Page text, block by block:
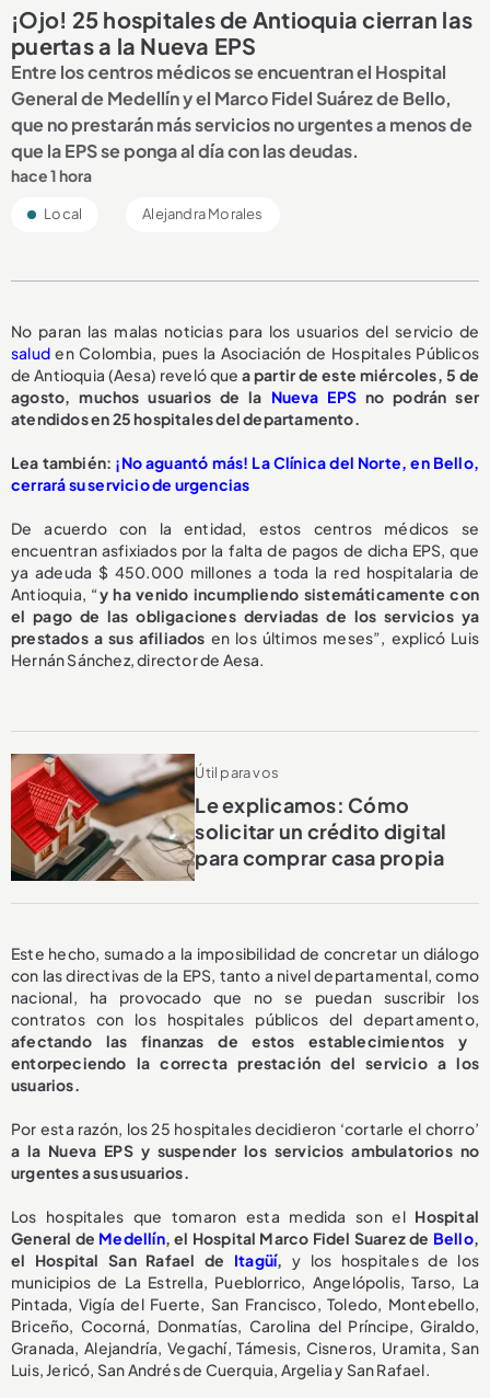
¡Ojo! 25 hospitales de Antioquia cierran las
puertas a la Nueva EPS
Entre los centros médicos se encuentran el Hospital
General de Medellín y el Marco Fidel Suárez de Bello,
que no prestarán más servicios no urgentes a menos de
que la EPS se ponga al día con las deudas.
hace 1 hora
Local Alejandra Morales
No paran las malas noticias para los usuarios del servicio de
salud en Colombia, pues la Asociación de Hospitales Públicos
de Antioquia (Aesa) reveló quea partir de este miércoles, 5 de
agosto, muchos usuarios de la Nueva EPS no podrán ser
atendidos en 25 hospitales del departamento.
Lea también: ¡No aguantó más! La Clínica del Norte, en Bello,
cerrará su servicio de urgencias
De acuerdo con la entidad, estos centros médicos se
encuentran asfixiados por la falta de pagos de dicha EPS, que
ya adeuda $ 450.000 millones a toda la red hospitalaria de
Antioquia, “y ha venido incumpliendo sistemáticamente con
el pago de las obligaciones derviadas de los servicios ya
prestados a sus afiliados en los últimos meses”, explicó Luis
Hernán Sánchez, director de Aesa.
Útil para vos
Le explicamos: Cómo
solicitar un crédito digital
para comprar casa propia
Este hecho, sumado a la imposibilidad de concretar un diálogo
con las directivas de la EPS, tanto a nivel departamental, como
nacional, ha provocado que no se puedan suscribir los
contratos con los hospitales públicos del departamento,
afectando las finanzas de estos establecimientos y
entorpeciendo la correcta prestación del servicio a los
usuarios.
Por esta razón, los 25 hospitales decidieron ‘cortarle el chorro’
a la Nueva EPS y suspender los servicios ambulatorios no
urgentes a sus usuarios.
Los hospitales que tomaron esta medida son el Hospital
General de Medellín, el Hospital Marco Fidel Suarez de Bello,
el Hospital San Rafael de Itagüí, y los hospitales de los
municipios de La Estrella, Pueblorrico, Angelópolis, Tarso, La
Pintada, Vigía del Fuerte, San Francisco, Toledo, Montebello,
Briceño, Cocorná, Donmatías, Carolina del Príncipe, Giraldo,
Granada, Alejandría, Vegachí, Támesis, Cisneros, Uramita, San
Luis, Jericó, San Andrés de Cuerquia, Argelia y San Rafael.